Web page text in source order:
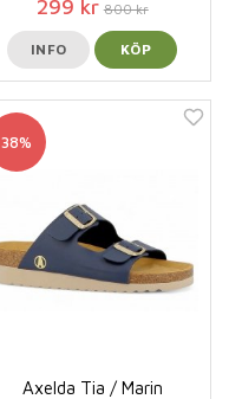
299 kr 800 kr
INFO KÖP
38%
Axelda Tia / Marin